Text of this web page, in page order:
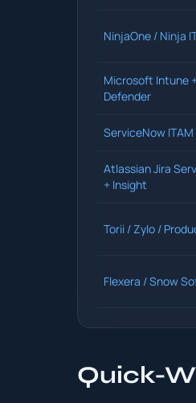
NinjaOne / Ninja
Microsoft Intune +
Defender
ServiceNow ITAM
Atlassian Jira
+ Insight
Torii / Zylo /
Flexera / Snow
Quick-